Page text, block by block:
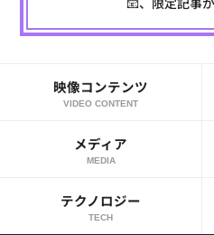
映像コンテンツ
VIDEO CONTENT
メディア
MEDIA
テクノロジー
TECH